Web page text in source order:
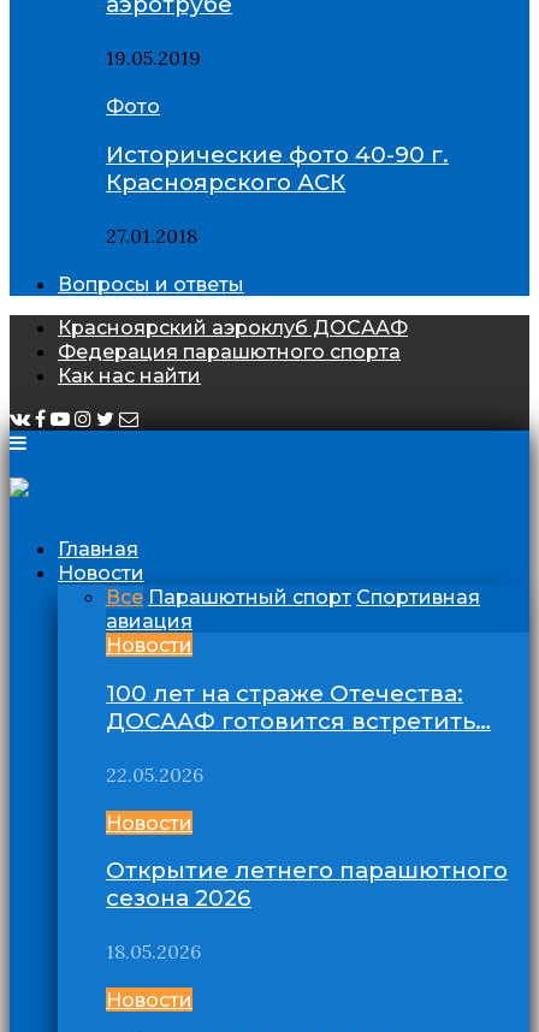
19.05.2019
Фото
Исторические фото 40-90 г.
Красноярского АСК
27.01.2018
Вопросы и ответы
Красноярский аэроклуб ДОСААФ
Федерация парашютного спорта
Как нас найти
Главная
Новости
Все Парашютный спорт Спортивная
авиация
Новости
100 лет на страже Отечества:
ДОСААФ готовится встретить…
22.05.2026
Новости
Открытие летнего парашютного
сезона 2026
18.05.2026
Новости